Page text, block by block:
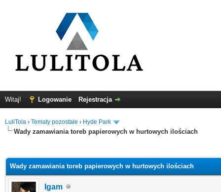
Witaj! Logowanie Rejestracja
LuliTola › Tematy pozostałe › Hyde Park
Wady zamawiania toreb papierowych w hurtowych ilościach
Wady zamawiania toreb papierowych w hurtowych ilościach
Igam